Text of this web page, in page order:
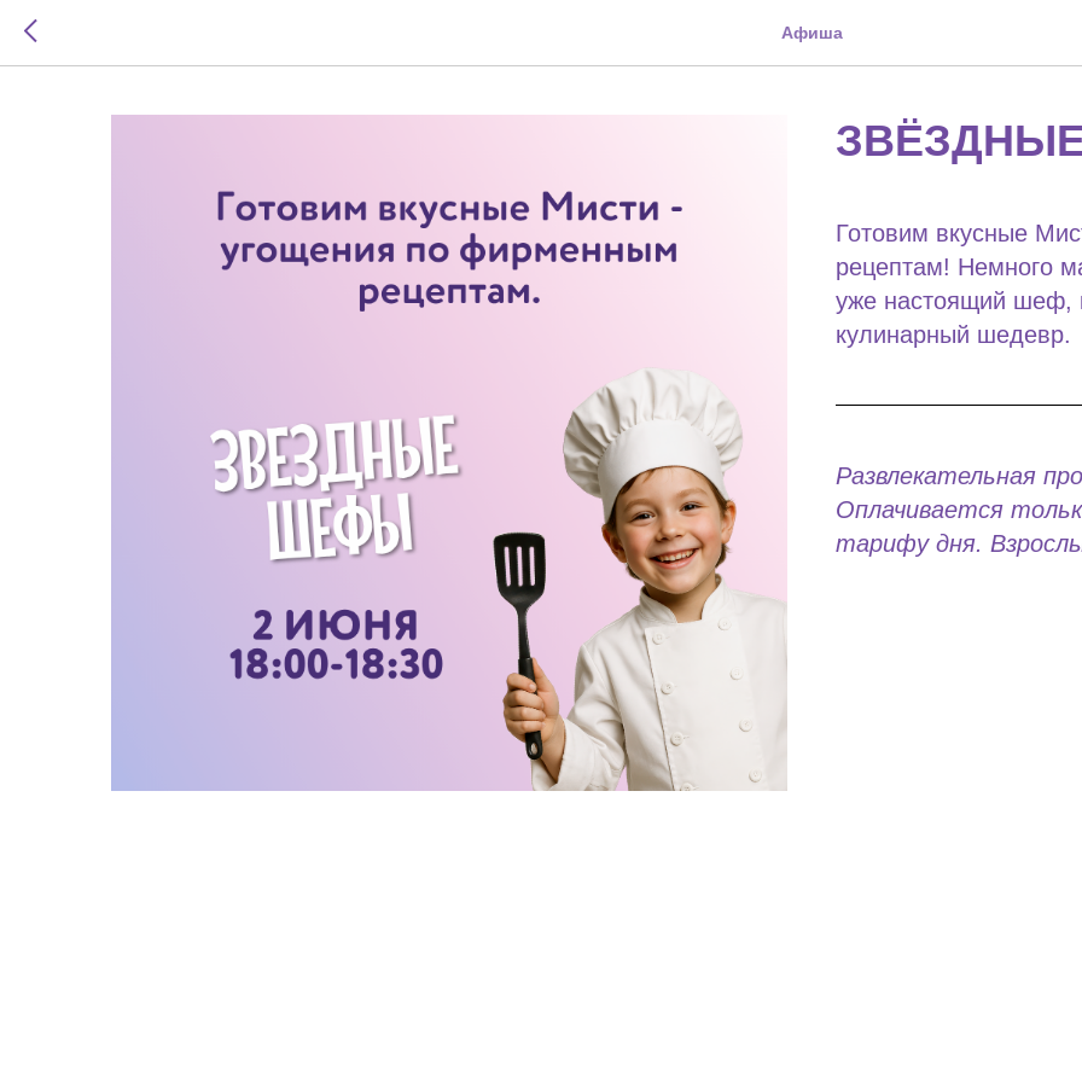
Афиша
Готовим вкусные
рецептам! Немного
уже настоящий шеф,
кулинарный шедевр.
Развлекательная
Оплачивается
тарифу дня.